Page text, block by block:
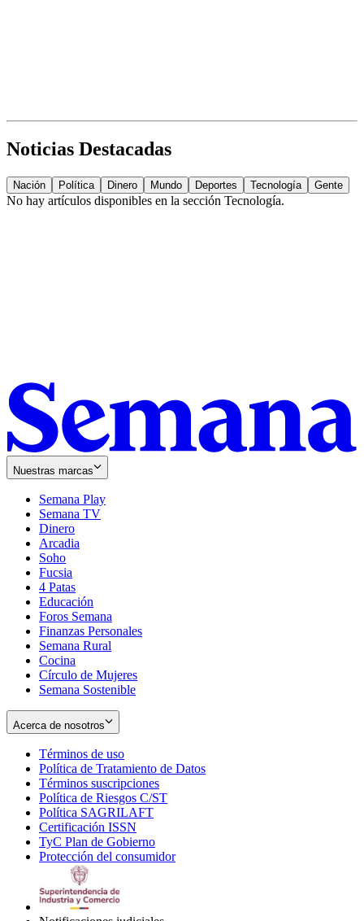
Noticias Destacadas
Nación Política Dinero Mundo Deportes Tecnología Gente
No hay artículos disponibles en la sección Tecnología.
Nuestras marcas
Semana Play
Semana TV
Dinero
Arcadia
Soho
in
new
window
Fucsia
in
new
window
4 Patas
Educación
Foros Semana
Finanzas Personales
Semana Rural
Cocina
Círculo de Mujeres
Semana Sostenible
Acerca de nosotros
Términos de uso
in
new
window
Política de Tratamiento de Datos
Términos suscripciones
in
Política de Riesgos C/ST
Política SAGRILAFT
new
window
Certificación ISSN
in
new
TyC Plan de Gobierno
in
Protección del consumidorOpens